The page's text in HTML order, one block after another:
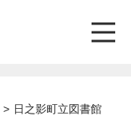
日之影町立図書館